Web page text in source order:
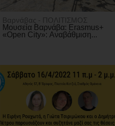
Βαρνάβας - ΠΟΛΙΤΙΣΜΟΣ
Μουσεία Βαρνάβα: Erasmus+
«Open City»: Αναβάθμιση...